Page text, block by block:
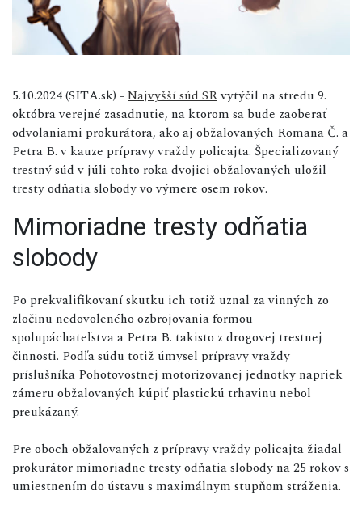
5.10.2024 (SITA.sk) - Najvyšší súd SRvytýčil na stredu 9.
októbra verejné zasadnutie, na ktorom sa bude zaoberať
odvolaniami prokurátora, ako aj obžalovaných Romana Č. a
Petra B. v kauze prípravy vraždy policajta. Špecializovaný
trestný súd v júli tohto roka dvojici obžalovaných uložil
tresty odňatia slobody vo výmere osem rokov.
Mimoriadne tresty odňatia
slobody
Po prekvalifikovaní skutku ich totiž uznal za vinných zo
zločinu nedovoleného ozbrojovania formou
spolupáchateľstva a Petra B. takisto z drogovej trestnej
činnosti. Podľa súdu totiž úmysel prípravy vraždy
príslušníka Pohotovostnej motorizovanej jednotky napriek
zámeru obžalovaných kúpiť plastickú trhavinu nebol
preukázaný.
Pre oboch obžalovaných z prípravy vraždy policajta žiadal
prokurátor mimoriadne tresty odňatia slobody na 25 rokov s
umiestnením do ústavu s maximálnym stupňom stráženia.